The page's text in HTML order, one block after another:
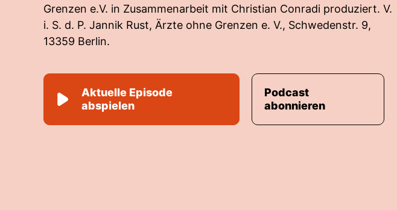
Grenzen e.V. in Zusammenarbeit mit Christian Conradi produziert. V.
i. S. d. P. Jannik Rust, Ärzte ohne Grenzen e. V., Schwedenstr. 9,
13359 Berlin.
Aktuelle Episode
abspielen
Podcast
abonnieren